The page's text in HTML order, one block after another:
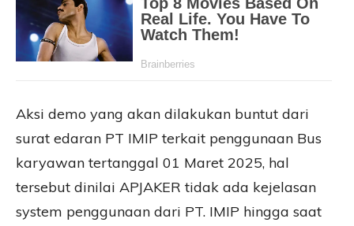
Aksi demo yang akan dilakukan buntut dari
surat edaran PT IMIP terkait penggunaan Bus
karyawan tertanggal 01 Maret 2025, hal
tersebut dinilai APJAKER tidak ada kejelasan
system penggunaan dari PT. IMIP hingga saat